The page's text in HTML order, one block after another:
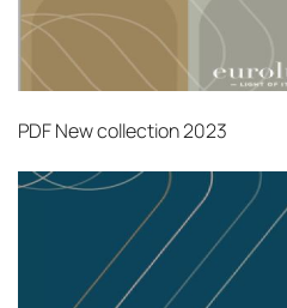
Сроки доставки
Москве осуществляется
дней. Для Московской
10 рабочих дней.
при наличии свободных
ресурсов.
Управление
качества
PDFNew collection 2023